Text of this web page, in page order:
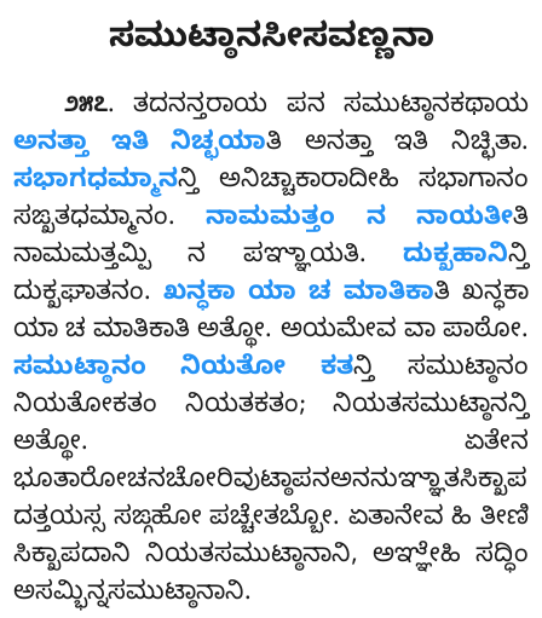
ಸಮುಟ್ಠಾನಸೀಸವಣ್ಣನಾ
೨೫೭. ತದನನ್ತರಾಯ ಪನ ಸಮುಟ್ಠಾನಕಥಾಯ
ಅನತ್ತಾ ಇತಿ ನಿಚ್ಛಯಾತಿ ಅನತ್ತಾ ಇತಿ ನಿಚ್ಛಿತಾ.
ಸಭಾಗಧಮ್ಮಾನನ್ತಿ ಅನಿಚ್ಚಾಕಾರಾದೀಹಿ ಸಭಾಗಾನಂ
ಸಙ್ಖತಧಮ್ಮಾನಂ.ನಾಮಮತ್ತಂ ನ ನಾಯತೀತಿ
ನಾಮಮತ್ತಮ್ಪಿ ನ ಪಞ್ಞಾಯತಿ. ದುಕ್ಖಹಾನಿನ್ತಿ
ದುಕ್ಖಘಾತನಂ.ಖನ್ಧಕಾ ಯಾ ಚ ಮಾತಿಕಾತಿ ಖನ್ಧಕಾ
ಯಾ ಚ ಮಾತಿಕಾತಿ ಅತ್ಥೋ. ಅಯಮೇವ ವಾ ಪಾಠೋ.
ಸಮುಟ್ಠಾನಂ ನಿಯತೋ ಕತನ್ತಿ ಸಮುಟ್ಠಾನಂ
ನಿಯತೋಕತಂ ನಿಯತಕತಂ; ನಿಯತಸಮುಟ್ಠಾನನ್ತಿ
ಅತ್ಥೋ. ಏತೇನ
ಭೂತಾರೋಚನಚೋರಿವುಟ್ಠಾಪನಅನನುಞ್ಞಾತಸಿಕ್ಖಾಪ
ದತ್ತಯಸ್ಸ ಸಙ್ಗಹೋ ಪಚ್ಚೇತಬ್ಬೋ. ಏತಾನೇವ ಹಿ ತೀಣಿ
ಸಿಕ್ಖಾಪದಾನಿ ನಿಯತಸಮುಟ್ಠಾನಾನಿ, ಅಞ್ಞೇಹಿ ಸದ್ಧಿಂ
ಅಸಮ್ಭಿನ್ನಸಮುಟ್ಠಾನಾನಿ.